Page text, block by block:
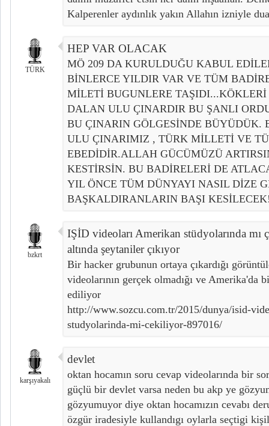
Kalperenler aydınlık yakın Allahın izniyle
TÜRK
HEP VAR OLACAK
MÖ 209 DA KURULDUĞU KABUL
BİNLERCE YILDIR VAR VE TÜM
MİLETİ BUGUNLERE TAŞIDI...KÖKLERİ
DALAN ULU ÇINARDIR BU ŞANLI
BU ÇINARIN GÖLGESİNDE BÜYÜDÜK.
ULU ÇINARIMIZ , TÜRK MİLLETİ VE
EBEDİDİR.ALLAH GÜCÜMÜZÜ
KESTİRSİN. BU BADİRELERİ DE
YIL ÖNCE TÜM DÜNYAYI NASIL DİZE
BAŞKALDIRANLARIN BAŞI
bzkrt
IŞİD videoları Amerikan stüdyolarında
altında şeytaniler çıkıyor
Bir hacker grubunun ortaya çıkardığı
videolarının gerçek olmadığı ve
ediliyor
http://www.sozcu.com.tr/2015/dunya/isid-
studyolarinda-mi-cekiliyor-897016/
karşıyakalı
devlet
oktan hocamın soru cevap videolarında bir
güçlü bir devlet varsa neden bu akp ye
gözyumuyor diye oktan hocamızın cevabı
özgür iradesiyle kullandıgı oylarla seçtigi